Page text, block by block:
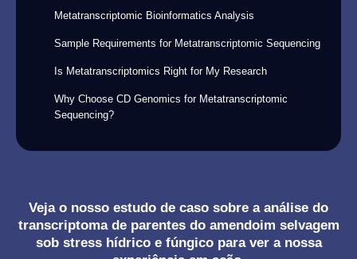
Metatranscriptomic Bioinformatics Analysis
Sample Requirements for Metatranscriptomic Sequencing
Is Metatranscriptomics Right for My Research
Why Choose CD Genomics for Metatranscriptomic
Sequencing?
Veja o nosso estudo de caso sobre a análise do
transcriptoma de parentes do amendoim selvagem
sob stress hídrico e fúngico para ver a nossa